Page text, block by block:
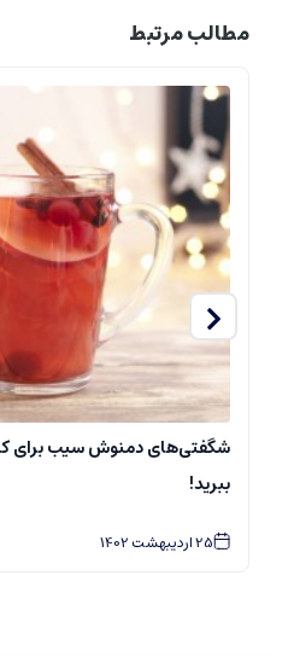
مطالب مرتبط
شگفتی‌های دمنوش سیب برای
ببرید!
25اردیبهشت1402